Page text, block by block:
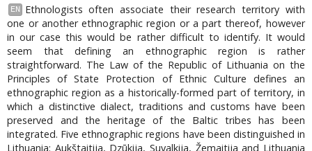
EN
Ethnologists often associate their research territory with
one or another ethnographic region or a part thereof, however
in our case this would be rather difficult to identify. It would
seem that defining an ethnographic region is rather
straightforward. The Law of the Republic of Lithuania on the
Principles of State Protection of Ethnic Culture defines an
ethnographic region as a historically-formed part of territory, in
which a distinctive dialect, traditions and customs have been
preserved and the heritage of the Baltic tribes has been
integrated. Five ethnographic regions have been distinguished in
Lithuania: Aukštaitija, Dzūkija, Suvalkija, Žemaitija and Lithuania